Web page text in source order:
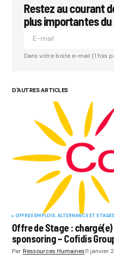
Restez au courant
plus importantes
Dans votre boite e-mail (1 fois
D'AUTRES ARTICLES
OFFRES EMPLOIS, ALTERNANCE ET STAGES
Offre de Stage :
sponsoring – Cofidis
ParRessources Humaines11 janvier